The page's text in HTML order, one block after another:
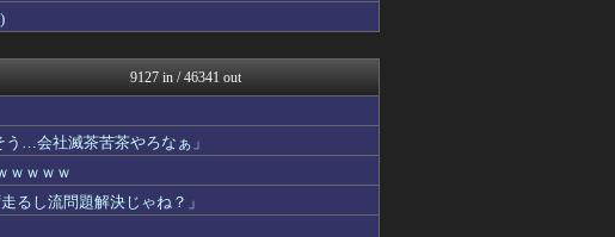
なんJ PRIDE
よ...
なんJクエスト
ラビット速報
留...
【サッカー まとめ】サカラ...
ｗ...
なんJクエスト
べビメタだらけの・・・
阪神タイガースちゃんねる
アナ速‐女子アナ画像速報
9127 in / 46341 out
…会社滅茶苦茶やろなぁ」
ｗｗｗｗ
るし流問題解決じゃね？」